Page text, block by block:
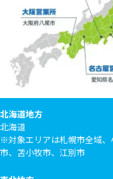
北海道地方
北海道
※対象エリアは札幌市全域
市、苫小牧市、江別市